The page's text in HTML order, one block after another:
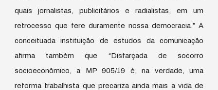
quais jornalistas, publicitários e radialistas, em um
retrocesso que fere duramente nossa democracia.” A
conceituada instituição de estudos da comunicação
afirma também que “Disfarçada de socorro
socioeconômico, a MP 905/19 é, na verdade, uma
reforma trabalhista que precariza ainda mais a vida de